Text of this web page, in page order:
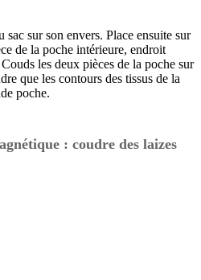
sur son envers. Place ensuite sur
de la poche intérieure, endroit
les deux pièces de la poche sur
que les contours des tissus de la
poche.
: coudre des laizes